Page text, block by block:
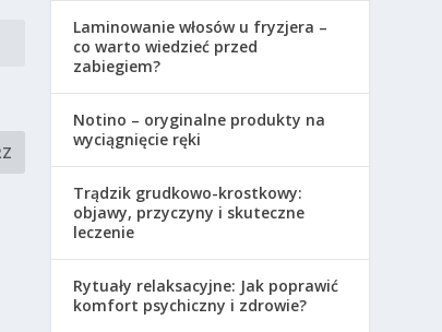
Laminowanie włosów u fryzjera –
co warto wiedzieć przed
zabiegiem?
Notino – oryginalne produkty na
wyciągnięcie ręki
Trądzik grudkowo-krostkowy:
objawy, przyczyny i skuteczne
leczenie
Rytuały relaksacyjne: Jak poprawić
komfort psychiczny i zdrowie?